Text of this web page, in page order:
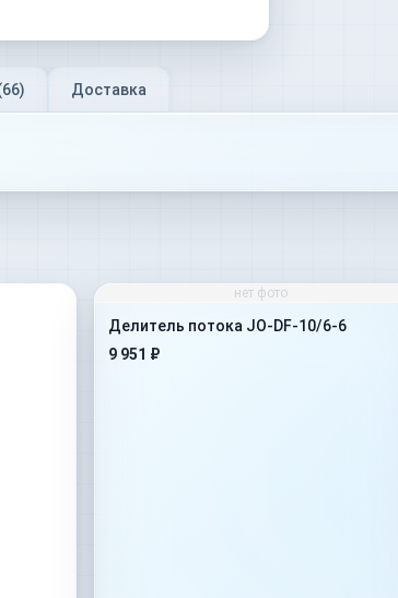
66) Доставка
нет фото
Делитель потока JO-DF-10/6-6
9 951 ₽